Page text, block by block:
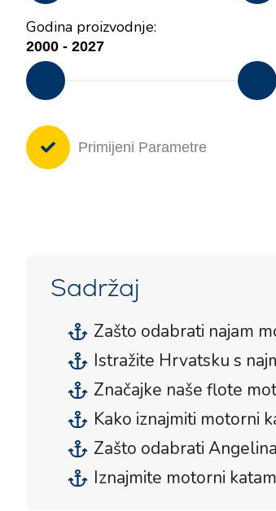
Godina proizvodnje:
Primijeni Parametre
Sadržaj
Zašto odabrati najam
Istražite Hrvatsku s
Značajke naše flote
Kako iznajmiti motorni
Zašto odabrati
Iznajmite motorni